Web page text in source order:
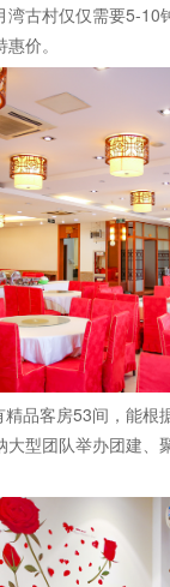
湾古村仅仅需要5-10
价。
品客房53间，能根
大型团队举办团建、